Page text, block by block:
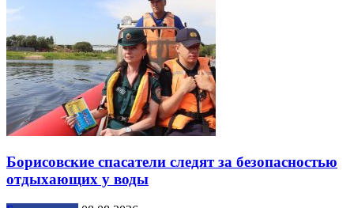
Борисовские спасатели следят за безопасностью
отдыхающих у воды